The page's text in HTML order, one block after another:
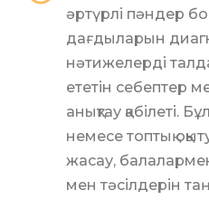
әртүрлі пәндер
дағдыларын
нәтижелерді
ететін себептер
анықтау қабілеті.
немесе топтық
жасау,
мен тәсілдерін